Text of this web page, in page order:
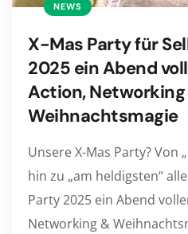
NEWS
X-Mas Party für
2025 ein Abend
Action,
Weihnachtsmagie
Unsere X-Mas Party? Von
hin zu „am heldigsten“
Party 2025 ein Abend
Networking &